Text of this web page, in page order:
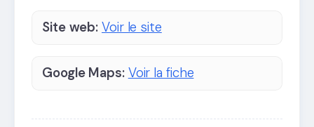
Site web: Voir le site
Google Maps: Voir la fiche